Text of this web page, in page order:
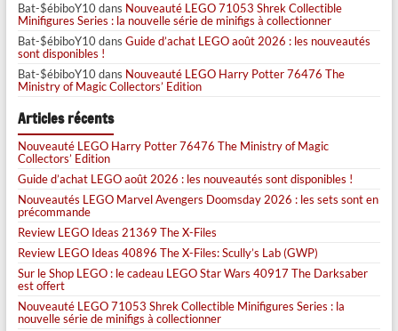
Bat-$ébiboY10dans Nouveauté LEGO 71053 Shrek Collectible
Minifigures Series : la nouvelle série de minifigs à collectionner
Bat-$ébiboY10dans Guide d’achat LEGO août 2026 : les nouveautés
sont disponibles !
Bat-$ébiboY10dans Nouveauté LEGO Harry Potter 76476 The
Ministry of Magic Collectors’ Edition
Articles récents
Nouveauté LEGO Harry Potter 76476 The Ministry of Magic
Collectors’ Edition
Guide d’achat LEGO août 2026 : les nouveautés sont disponibles !
Nouveautés LEGO Marvel Avengers Doomsday 2026 : les sets sont en
précommande
Review LEGO Ideas 21369 The X-Files
Review LEGO Ideas 40896 The X-Files: Scully’s Lab (GWP)
Sur le Shop LEGO : le cadeau LEGO Star Wars 40917 The Darksaber
est offert
Nouveauté LEGO 71053 Shrek Collectible Minifigures Series : la
nouvelle série de minifigs à collectionner